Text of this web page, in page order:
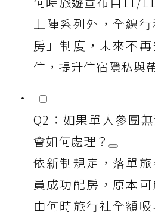
上陣系列外，全線
房」制度，未來不
住，提升住宿隱私與
Q2：如果單人參團
會如何處理？
依新制規定，落單
員成功配房，原本
由何時旅行社全額